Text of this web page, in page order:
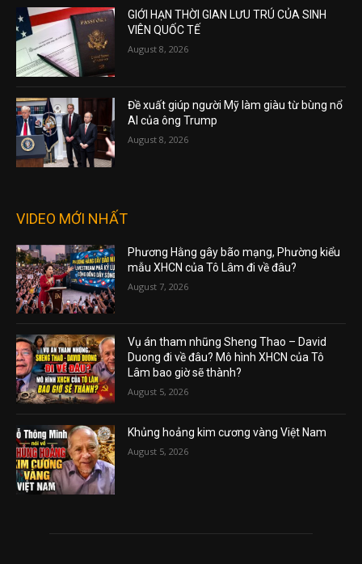
GIỚI HẠN THỜI GIAN LƯU TRÚ CỦA SINH
VIÊN QUỐC TẾ
August 8, 2026
Đề xuất giúp người Mỹ làm giàu từ bùng nổ
AI của ông Trump
August 8, 2026
VIDEO MỚI NHẤT
Phương Hằng gây bão mạng, Phường kiểu
mẫu XHCN của Tô Lâm đi về đâu?
August 7, 2026
Vụ án tham nhũng Sheng Thao – David
Duong đi về đâu? Mô hình XHCN của Tô
Lâm bao giờ sẽ thành?
August 5, 2026
Khủng hoảng kim cương vàng Việt Nam
August 5, 2026